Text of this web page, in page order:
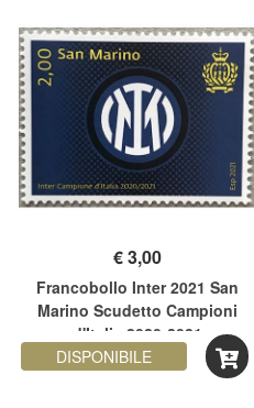
€3,00
Francobollo Inter 2021 San
Marino Scudetto Campioni
d'Italia 2020-2021
DISPONIBILE